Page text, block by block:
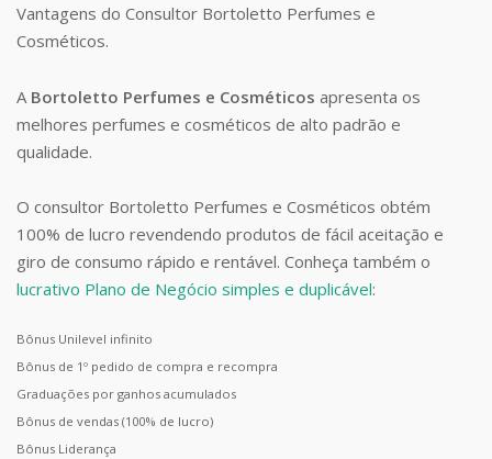
Vantagens do Consultor Bortoletto Perfumes e
Cosméticos.
A Bortoletto Perfumes e Cosméticos apresenta os
melhores perfumes e cosméticos de alto padrão e
qualidade.
O consultor Bortoletto Perfumes e Cosméticos obtém
100% de lucro revendendo produtos de fácil aceitação e
giro de consumo rápido e rentável. Conheça também o
lucrativo Plano de Negócio simples e duplicável:
Bônus Unilevel infinito
Bônus de 1º pedido de compra e recompra
Graduações por ganhos acumulados
Bônus de vendas (100% de lucro)
Bônus Liderança